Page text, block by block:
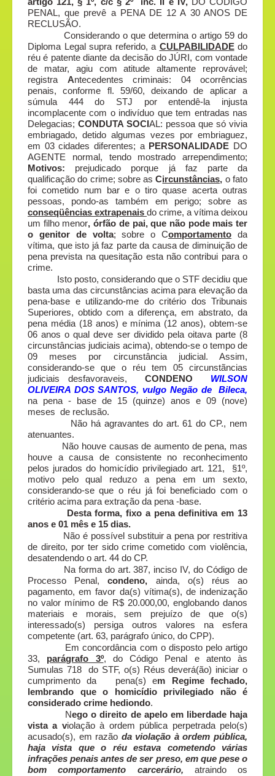
PENAL, que prevê a PENA DE 12 A 30 ANOS DE
RECLUSÃO.
Considerando o que determina o artigo 59 do
Diploma Legal supra referido, a CULPABILIDADE do
réu é patente diante da decisão do JÚRI, com vontade
de matar, agiu com atitude altamente reprovável;
registra Antecedentes
criminais: 04 ocorrências
penais, conforme fl. 59/60, deixando de aplicar a
súmula 444 do STJ por entendê-la injusta
incomplacente com o indivíduo que tem entradas nas
Delegacias; CONDUTA SOCIAL: pessoa que só vivia
embriagado, detido algumas vezes por embriaguez,
em 03 cidades diferentes; a PERSONALIDADE DO
AGENTE normal, tendo mostrado arrependimento;
Motivos: prejudicado porque já faz parte da
qualificação do crime; sobre asCircunstâncias, o fato
foi cometido num bar e o tiro quase acerta outras
pessoas, pondo-as também em perigo; sobre as
conseqüências extrapenais do crime, a vítima deixou
um filho menor, órfão de pai, que não pode mais ter
o genitor de volta; sobre o Comportamento da
vítima, que isto já faz parte da causa de diminuição de
pena prevista na quesitação esta não contribui para o
crime.
Isto posto, considerando que o STF decidiu que
basta uma das circunstâncias acima para elevação da
pena-base e utilizando-me do critério dos Tribunais
Superiores, obtido com a diferença, em abstrato, da
pena média (18 anos) e mínima (12 anos), obtem-se
06 anos o qual deve ser dividido pela oitava parte (8
circunstâncias judiciais acima), obtendo-se o tempo de
09 meses por circunstância judicial. Assim,
considerando-se que o réu tem 05 circunstãncias
judiciais desfavoraveis,CONDENO
WILSON
OLIVEIRA DOS SANTOS, vulgo Negão de Bileca,
na pena - base de 15 (quinze) anos e 09 (nove)
meses de reclusão.
Não há agravantes do art. 61 do CP., nem
atenuantes.
Não houve causas de aumento de pena, mas
houve a causa de consistente no reconhecimento
pelos jurados do homicídio privilegiado art. 121, §1º,
motivo pelo qual reduzo a pena em um sexto,
considerando-se que o réu já foi beneficiado com o
critério acima para extração da pena -base.
Desta forma, fixo a pena definitiva em 13
anos e 01 mês e 15 dias.
Não é possível substituir a pena por restritiva
de direito, por ter sido crime cometido com violência,
desatendendo o art. 44 do CP.
Na forma do art. 387, inciso IV, do Código de
Processo Penal,condeno, ainda, o(s) réus ao
pagamento, em favor da(s) vítima(s), de indenização
no valor mínimo de R$ 20.000,00, englobando danos
materiais e morais, sem prejuízo de que o(s)
interessado(s) persiga outros valores na esfera
competente (art. 63, parágrafo único, do CPP).
Em concordância com o disposto pelo artigo
33, parágrafo 3º, do Código Penal e atento às
Sumulas 718 do STF, o(s) Réus deverá(ão) iniciar o
cumprimento da pena(s) em Regime fechado,
lembrando que o homicídio privilegiado não é
considerado crime hediondo.
Nego o direito de apelo em liberdade haja
vista a violação à ordem pública perpetrada pelo(s)
acusado(s), em razão da violação à ordem pública,
haja vista que o réu estava cometendo várias
infrações penais antes de ser preso, em que pese o
bom comportamento carcerário, atraindo os